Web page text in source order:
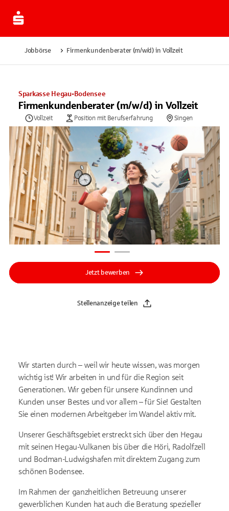
Jobbörse Firmenkundenberater (m/w/d) in Vollzeit
Sparkasse Hegau-Bodensee
Firmenkundenberater (m/w/d) in Vollzeit
Vollzeit Position mit Berufserfahrung Singen
Jetzt bewerben
Stellenanzeige teilen
Wir starten durch – weil wir heute wissen, was morgen
wichtig ist! Wir arbeiten in und für die Region seit
Generationen. Wir geben für unsere Kundinnen und
Kunden unser Bestes und vor allem – für Sie! Gestalten
Sie einen modernen Arbeitgeber im Wandel aktiv mit.
Unserer Geschäftsgebiet erstreckt sich über den Hegau
mit seinen Hegau-Vulkanen bis über die Höri, Radolfzell
und Bodman-Ludwigshafen mit direktem Zugang zum
schönen Bodensee.
Im Rahmen der ganzheitlichen Betreuung unserer
gewerblichen Kunden hat auch die Beratung spezieller